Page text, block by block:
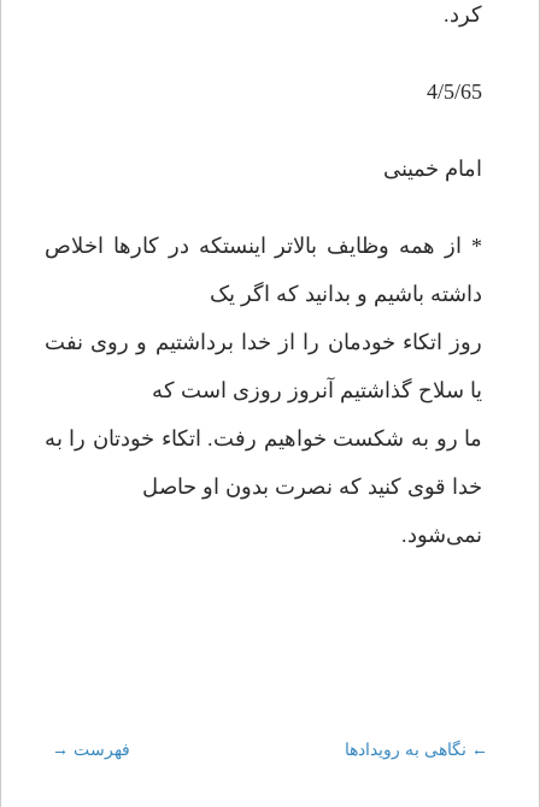
کرد.
4/5/65
امام خمینی
* از همه وظایف بالاتر اینستکه در کارها اخلاص
داشته باشیم و بدانید که اگر یک
روز اتکاء خودمان را از خدا برداشتیم و روی نفت
یا سلاح گذاشتیم آنروز روزی است که
ما رو به شکست خواهیم رفت. اتکاء خودتان را به
خدا قوی کنید که نصرت بدون او حاصل
نمی‌شود.
Post
← نگاهی به رویدادها فهرست →